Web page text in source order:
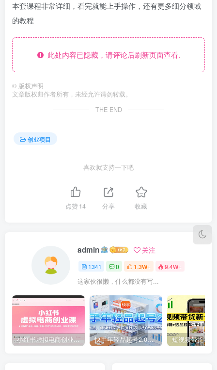
本套课程非常详细，看完就能上手操作，还有更多细分领域
的教程
此处内容已隐藏，请评论后刷新页面查看.
© 版权声明
文章版权归作者所有，未经允许请勿转载。
THE END
创业项目
喜欢就支持一下吧
点赞14 分享 收藏
admin 关注
1341 0 1.3W+ 9.4W+
这家伙很懒，什么都没有写...
小红书虚拟电商创业课，系统拆解选品-内容-流量-变现，实现零成本变现 快手年轻品起号2.0：养号选品，剪辑封面，投流技巧，从0到爆单全流程